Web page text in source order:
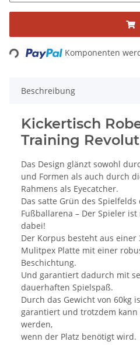
Loading... Komponenten
Beschreibung
Kickertisch
Training
Das Design glänzt sowohl
und Formen als auch durch
Rahmens als Eyecatcher.
Das satte Grün des
Fußballarena – Der Spieler
dabei!
Der Korpus besteht aus
Mulitpex Platte mit einer
Beschichtung.
Und garantiert dadurch mit
dauerhaften Spielspaß.
Durch das Gewicht von 60kg
garantiert und trotzdem kann
werden,
wenn der Platz benötigt wird.